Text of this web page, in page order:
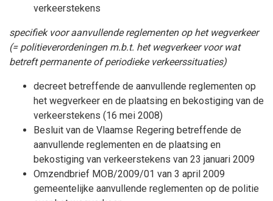
verkeerstekens
specifiek voor aanvullende reglementen op het wegverkeer
(= politieverordeningen m.b.t. het wegverkeer voor wat
betreft permanente of periodieke verkeerssituaties)
decreet betreffende de aanvullende reglementen op
het wegverkeer en de plaatsing en bekostiging van de
verkeerstekens (16 mei 2008)
Besluit van de Vlaamse Regering betreffende de
aanvullende reglementen en de plaatsing en
bekostiging van verkeerstekens van 23 januari 2009
Omzendbrief MOB/2009/01 van 3 april 2009
gemeentelijke aanvullende reglementen op de politie